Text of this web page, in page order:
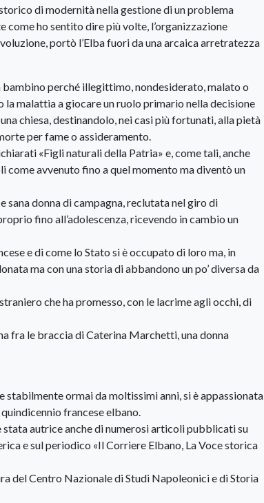
di modernità nella gestione di un problema
come ho sentito dire più volte, l’organizzazione
portò l’Elba fuori da una arcaica arretratezza
bambino perché illegittimo, nondesiderato, malato o
malattia a giocare un ruolo primario nella decisione
chiesa, destinandolo, nei casi più fortunati, alla pietà
per fame o assideramento.
«Figli naturali della Patria» e, come tali, anche
avvenuto fino a quel momento ma diventò un
sana donna di campagna, reclutata nel giro di
fino all’adolescenza, ricevendo in cambio un
e di come lo Stato si è occupato di loro ma, in
ma con una storia di abbandono un po’ diversa da
che ha promesso, con le lacrime agli occhi, di
fra le braccia di Caterina Marchetti, una donna
ormai da moltissimi anni, si è appassionata
francese elbano.
autrice anche di numerosi articoli pubblicati su
e sul periodico «Il Corriere Elbano, La Voce storica
del Centro Nazionale di Studi Napoleonici e di Storia